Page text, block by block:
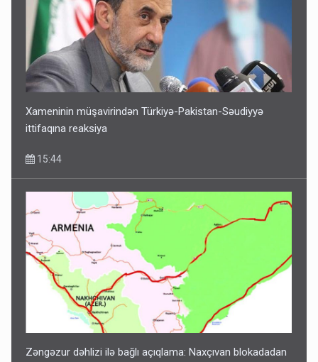
Xameninin müşavirindən Türkiyə-Pakistan-Səudiyyə
ittifaqına reaksiya
15:44
Zəngəzur dəhlizi ilə bağlı açıqlama: Naxçıvan blokadadan